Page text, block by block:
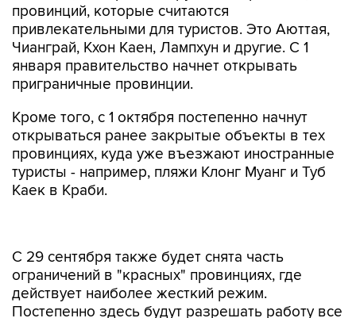
провинций, которые считаются
привлекательными для туристов. Это Аюттая,
Чианграй, Кхон Каен, Лампхун и другие. С 1
января правительство начнет открывать
приграничные провинции.
Кроме того, с 1 октября постепенно начнут
открываться ранее закрытые объекты в тех
провинциях, куда уже въезжают иностранные
туристы - например, пляжи Клонг Муанг и Туб
Каек в Краби.
действует наиболее жесткий режим.
Постепенно здесь будут разрешать работу все
большего числа развлекательных объектов -